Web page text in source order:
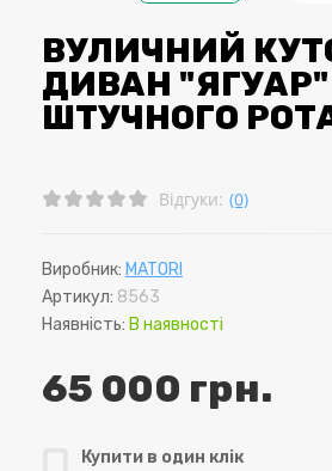
ВУЛИЧНИЙ
ДИВАН "ЯГУАР"
ШТУЧНОГО
Відгуки: (0)
Виробник: MATORI
Артикул: 8563
Наявність: В наявності
65 000 грн.
Купити в один клік